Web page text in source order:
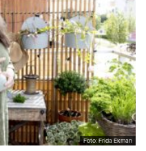
Foto: Frida Ekman